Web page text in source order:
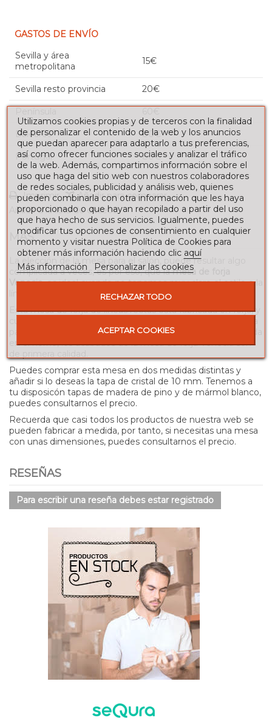
GASTOS DE ENVÍO
Sevilla y área
metropolitana
15€
Sevilla resto provincia 20€
Baleares 80€
Portugal 80€
Imprimir
Añadir para comparar
Añadir a la lista de deseos
MÁS
La elección de la mesa para el salón, puede resultar algo
complicada a veces, es por eso, que lamesa de forja
Venecia, es ideal cuando no tenemos muy claro el estilo o la
línea decorativa que va a tener nuestra estancia.
Esta mesa de forja de líneas rectas está fabricada en forja, y
pata. Pintada con pintura en polvo y posteriormente secada
en el horno, los acabados de la mesa de forja Venecia son
Puedes comprar esta mesa en dos medidas distintas y
añadir si lo deseas la tapa de cristal de 10 mm. Tenemos a
tu disposicón tapas de madera de pino y de mármol blanco,
puedes consultarnos el precio.
Recuerda que casi todos los productos de nuestra web se
pueden fabricar a medida, por tanto, si necesitas una mesa
con unas dimensiones, puedes consultarnos el precio.
RESEÑAS
Para escribir una reseña debes estar registrado
Utilizamos cookies propias y de terceros con la finalidad
de personalizar el contenido de la web y los anuncios
que puedan aparecer para adaptarlo a tus preferencias,
así como ofrecer funciones sociales y analizar el tráfico
de la web. Además, compartimos información sobre el
uso que haga del sitio web con nuestros colaboradores
de redes sociales, publicidad y análisis web, quienes
pueden combinarla con otra información que les haya
proporcionado o que hayan recopilado a partir del uso
que haya hecho de sus servicios. Igualmente, puedes
modificar tus opciones de consentimiento en cualquier
momento y visitar nuestra Política de Cookies para
obtener más información haciendo clic aquí
Más información
Personalizar las cookies
RECHAZAR TODO
ACEPTAR COOKIES